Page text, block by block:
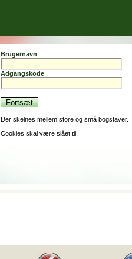
Brugernavn
Adgangskode
Der skelnes mellem store og små bogstaver.
Cookies skal være slået til.